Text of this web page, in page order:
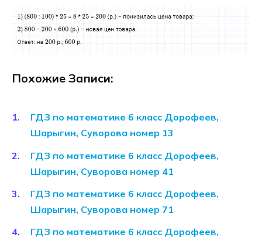
Похожие Записи:
ГДЗ по математике 6 класс Дорофеев,
Шарыгин, Суворова номер 13
ГДЗ по математике 6 класс Дорофеев,
Шарыгин, Суворова номер 41
ГДЗ по математике 6 класс Дорофеев,
Шарыгин, Суворова номер 71
ГДЗ по математике 6 класс Дорофеев,